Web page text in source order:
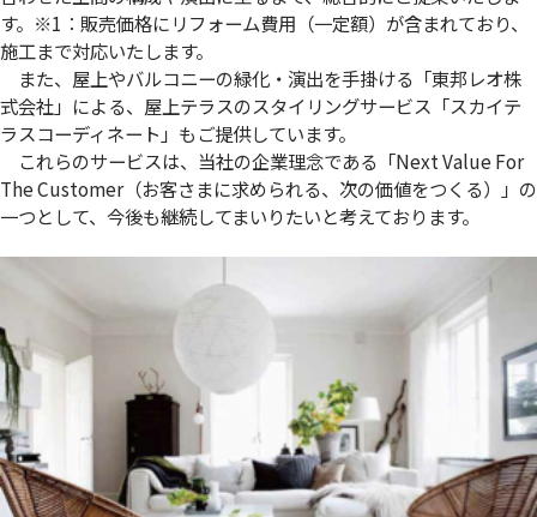
す。※1：販売価格にリフォーム費用（一定額）が含まれており、
施工まで対応いたします。
また、屋上やバルコニーの緑化・演出を手掛ける「東邦レオ株
式会社」による、屋上テラスのスタイリングサービス「スカイテ
ラスコーディネート」もご提供しています。
これらのサービスは、当社の企業理念である「Next Value For
The Customer（お客さまに求められる、次の価値をつくる）」の
一つとして、今後も継続してまいりたいと考えております。